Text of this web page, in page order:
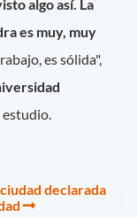
algo así. La
es muy, muy
es sólida",
declarada